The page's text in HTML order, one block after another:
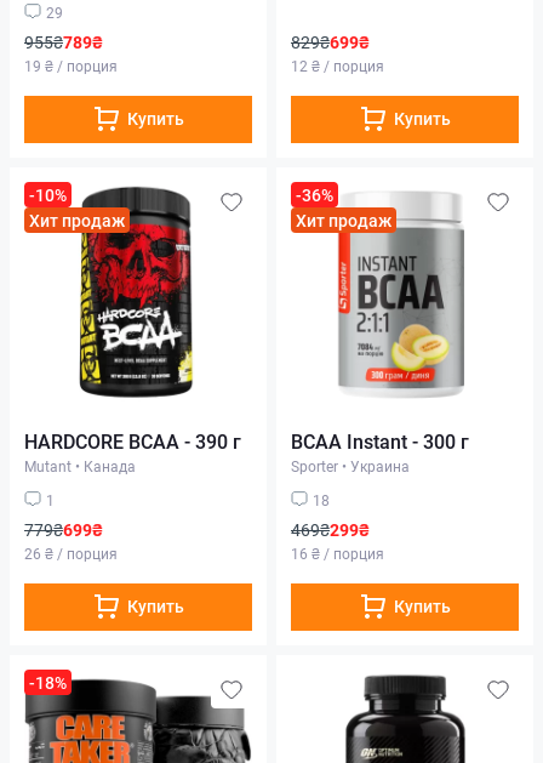
29
955₴789₴
19 ₴ / порция
Купить
829₴699₴
12 ₴ / порция
Купить
-10%
Хит продаж
HARDCORE BCAA - 390 г
Mutant • Канада
1
779₴699₴
26 ₴ / порция
Купить
-36%
Хит продаж
BCAA Instant - 300 г
Sporter • Украина
18
469₴299₴
16 ₴ / порция
Купить
-18%